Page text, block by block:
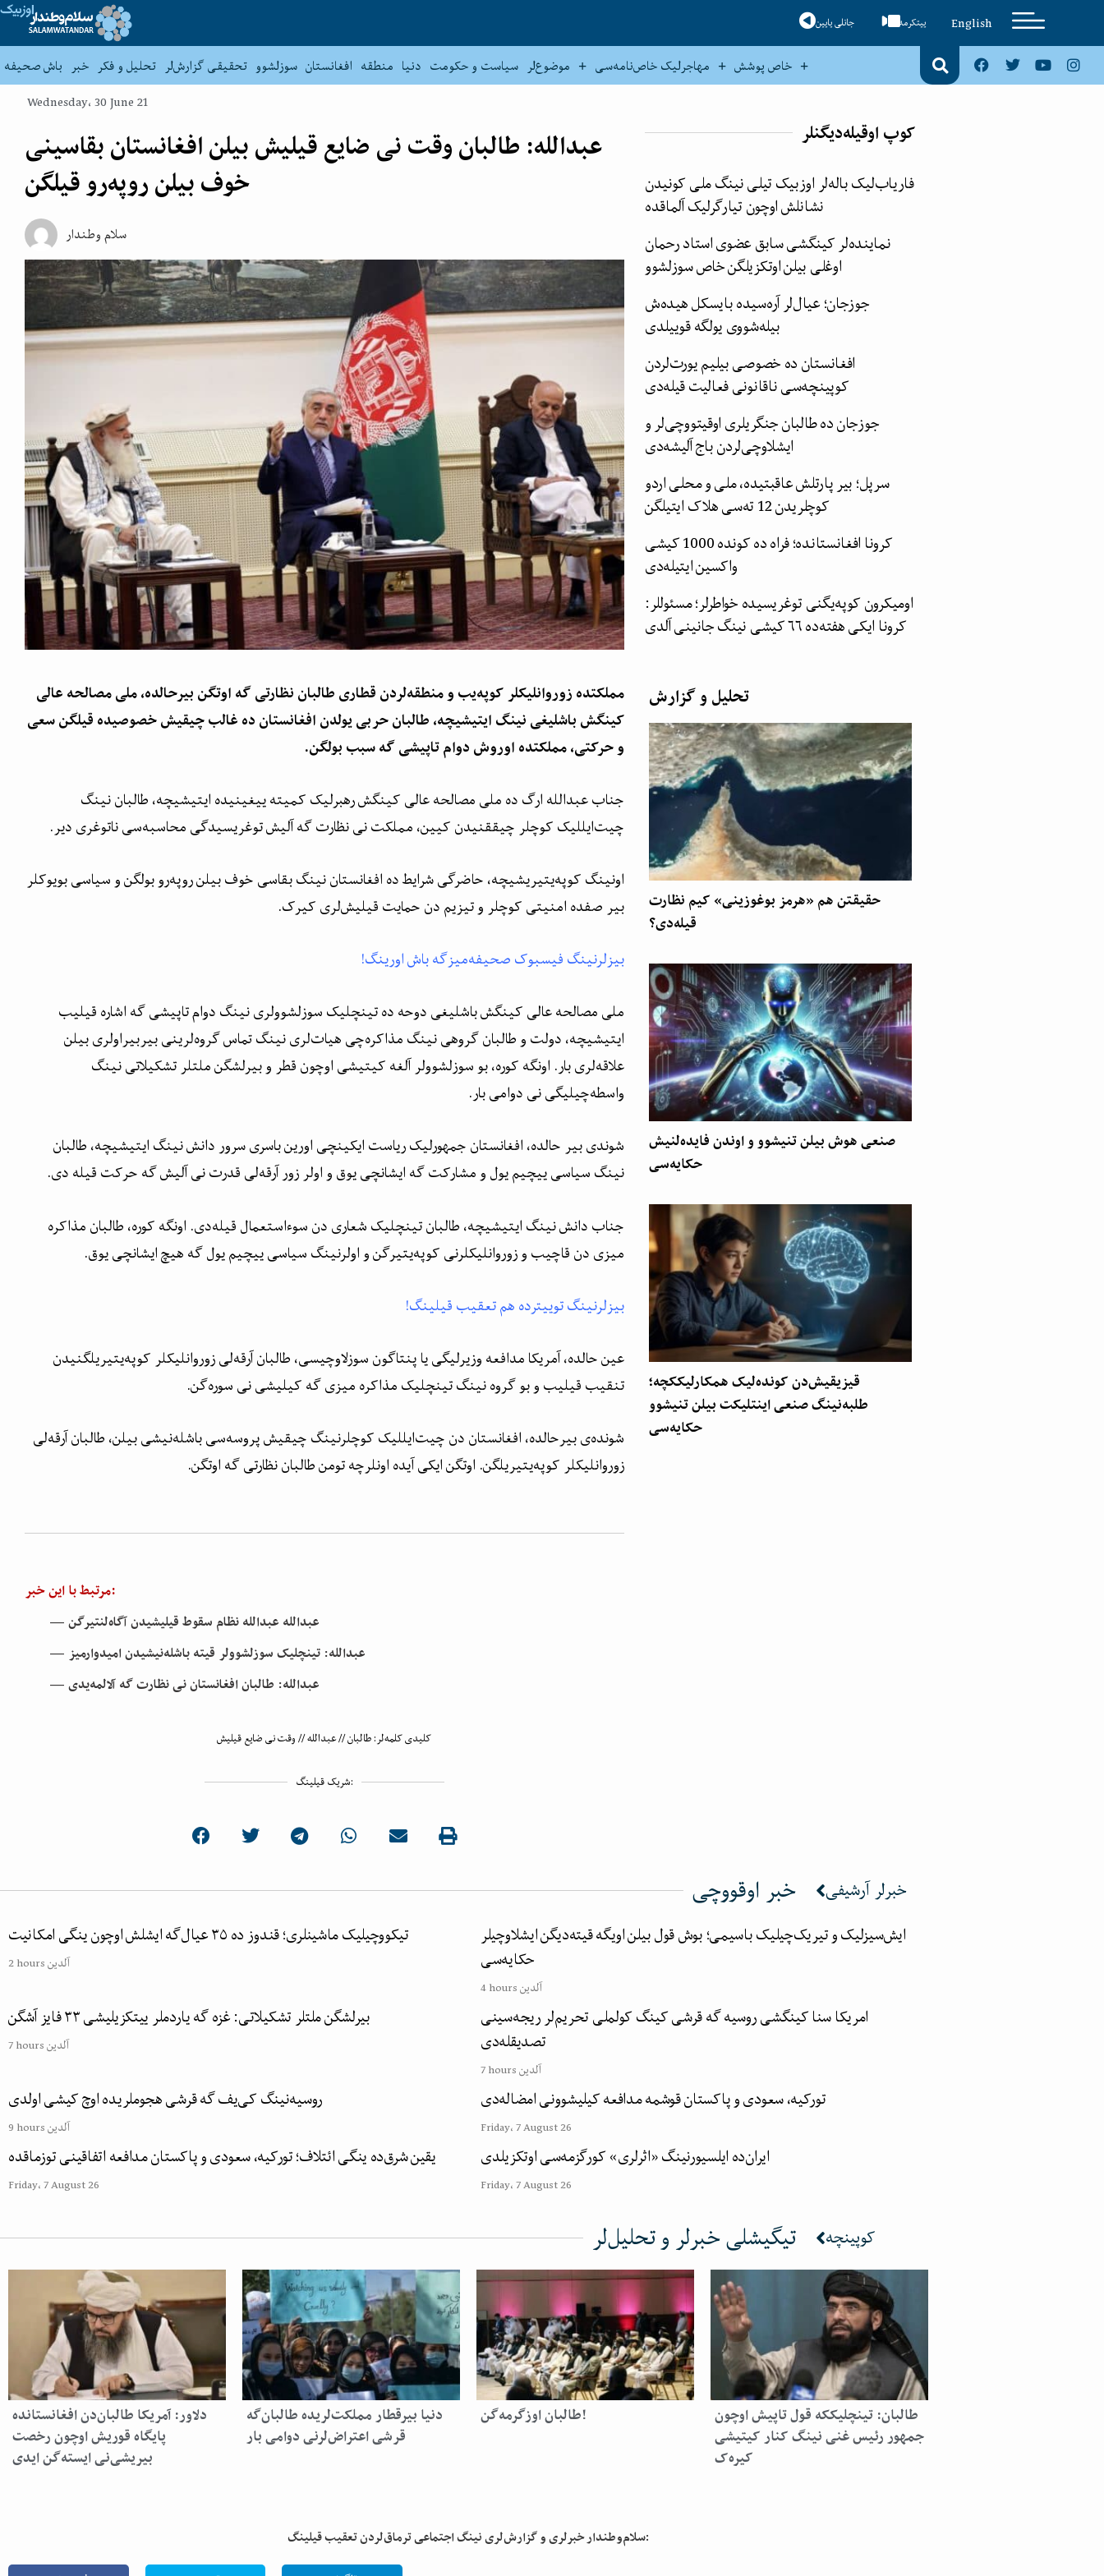
جانلی یایین ییتکرمه
English
باش صحیفه خبر تحلیل و فکر تحقیقی گزارش‌لر سوزلشوو افغانستان منطقه دنیا سیاست و حکومت موضوع‌لر مهاجرلیک خاص‌نامه‌سی
خاص پوشش
Wednesday، 30 June 21
عبدالله: طالبان وقت نی ضایع قیلیش بیلن افغانستان بقاسینی
خوف بیلن روپه‌رو قیلگن
سلام وطندار
کوپ اوقیله‌دیگنلر
فاریاب‌لیک باله‌لر اوزبیک تیلی نینگ ملی کونیدن
نشانلش اوچون تیارگرلیک آلماقده
نماینده‌لر‌ کینگشی سابق عضوی استاد رحمان
اوغلی بیلن اوتکزیلگن خاص سوزلشوو
جوزجان‌؛ عیال‌لر آره‌سیده بایسکل هیده‌ش
بیله‌شووی یولگه قوییلدی
افغانستان ده خصوصی بیلیم یورت‌لردن
کوپینچه‌سی ناقانونی فعالیت قیله‌دی
جوزجان ده طالبان جنگریلری اوقیتووچی‌لر و
ایشلاوچی‌لردن باج آلیشه‌دی
سرپل؛ بیر پارتلش عاقبتیده، ملی و محلی اردو
کوچلریدن 12 ته‌سی هلاک ایتیلگن
کرونا افغانستانده؛ فراه ده کونده 1000 کیشی
واکسین ایتیله‌دی
اومیکرون کوپه‌یگنی توغریسیده خواطرلر؛ مسئوللر:
کرونا ایکی هفته‌ده ۶۶ کیشی نینگ جانینی آلدی
مملکتده زوروانلیکلر کوپه‌یب و منطقه‌لردن قطاری طالبان نظارتی گه اوتگن بیرحالده، ملی مصالحه عالی
کینگش باشلیغی نینگ ایتیشیچه، طالبان حربی یولدن افغانستان ده غالب چیقیش خصوصیده قیلگن سعی
و حرکتی، مملکتده اوروش دوام تاپیشی گه سبب بولگن.
جناب عبدالله ارگ ده ملی مصالحه عالی کینگش رهبرلیک کمیته ییغینیده ایتیشیچه، طالبان نینگ
چیت‌ایللیک کوچلر چیققنیدن کیین، مملکت نی نظارت گه آلیش توغریسیدگی محاسبه‌سی ناتوغری دیر.
اونینگ کوپه‌یتیریشیچه، حاضرگی شرایط ده افغانستان نینگ بقاسی خوف بیلن روپه‌رو بولگن و سیاسی بویوکلر
بیر صفده امنیتی کوچلر و تیزیم دن حمایت قیلیش‌لری کیرک.
بیزلرنینگ فیسبوک صحیفه‌میزگه باش اورینگ!
ملی مصالحه عالی کینگش باشلیغی دوحه ده تینچلیک سوزلشوولری نینگ دوام تاپیشی گه اشاره قیلیب
ایتیشیچه، دولت و طالبان گروهی نینگ مذاکره‌چی هیات‌لری نینگ تماس گروه‌لرینی بیربیراولری بیلن
علاقه‌لری بار. اونگه کوره، بو سوزلشوولر آلغه کیتیشی اوچون قطر و بیرلشگن ملتلر تشکیلاتی نینگ
واسطه‌چیلیگی نی دوامی بار.
شوندی بیر حالده، افغانستان جمهورلیک ریاست ایکینچی اورین باسری سرور دانش نینگ ایتیشیچه، طالبان
نینگ سیاسی ییچیم یول و مشارکت گه ایشانچی یوق و اولر زور آرقه‌لی قدرت نی آلیش گه حرکت قیله دی.
جناب دانش نینگ ایتیشیچه، طالبان تینچلیک شعاری دن سوءاستعمال قیله‌دی. اونگه کوره، طالبان مذاکره
میزی دن قاچیب و زوروانلیکلرنی کوپه‌یتیرگن و اولرنینگ سیاسی ییچیم یول گه هیچ ایشانچی یوق.
بیزلرنینگ توییترده هم تعقیب قیلینگ!
عین حالده، آمریکا مدافعه وزیرلیگی یا پنتاگون سوزلاوچیسی، طالبان آرقه‌لی زوروانلیکلر کوپه‌یتیریلگنیدن
تنقیب قیلیب و بو گروه نینگ تینچلیک مذاکره میزی گه کیلیشی نی سوره‌گن.
شونده‌ی بیرحالده، افغانستان دن چیت‌ایللیک کوچلرنینگ چیقیش پروسه‌سی باشله‌نیشی بیلن، طالبان آرقه‌لی
زوروانلیکلر کوپه‌یتیریلگن. اوتگن ایکی آیده اونلرچه تومن طالبان نظارتی گه اوتگن.
مرتبط با این خبر:
— عبدالله عبدالله نظام سقوط قیلیشیدن آگاه‌لنتیرگن
— عبدالله: تینچلیک سوزلشوولر قیته باشله‌نیشیدن امیدوارمیز
— عبدالله: طالبان افغانستان نی نظارت گه آلالمه‌یدی
کلیدی کلمه‌لر:طالبان//عبدالله//وقت نی ضایع قیلیش
شریک قیلینگ:
تحلیل و گزارش
حقیقتن هم «هرمز بوغوزینی» کیم نظارت
قیله‌دی؟
صنعی هوش بیلن تنیشوو و اوندن فایده‌لنیش
حکایه‌سی
قیزیقیش‌دن کونده‌لیک همکارلیککچه؛
طلبه‌نینگ صنعی اینتلیکت بیلن تنیشوو
حکایه‌سی
خبر اوقووچی خبرلر آرشیفی
تیکووچیلیک ماشینلری؛ قندوز ده ۳۵ عیال‌گه ایشلش اوچون ینگی امکانیت
2 hours آلدین
ایش‌سیزلیک و تیریک‌چیلیک باسیمی؛ بوش قول بیلن اویگه قیته‌دیگن ایشلاوچیلر
حکایه‌سی
4 hours آلدین
بیرلشگن ملتلر تشکیلاتی: غزه گه یاردملر ییتکزیلیشی ۳۳ فایز آشگن
7 hours آلدین
امریکا سنا کینگشی روسیه گه قرشی کینگ کولملی تحریم‌لر ریجه‌سینی
تصدیقله‌دی
7 hours آلدین
روسیه‌نینگ کی‌یف گه قرشی هجوملریده اوچ کیشی اولدی
9 hours آلدین
تورکیه، سعودی و پاکستان قوشمه مدافعه کیلیشوونی امضاله‌دی
Friday، 7 August 26
یقین شرق‌ده ینگی ائتلاف؛ تورکیه، سعودی و پاکستان مدافعه اتفاقینی توزماقده
Friday، 7 August 26
ایران‌ده ایلسیورنینگ «اثرلری» کورگزمه‌سی اوتکزیلدی
Friday، 7 August 26
تیگیشلی خبرلر و تحلیل‌لر کوپینچه
دلاور: آمریکا طالبان‌دن افغانستانده
پایگاه قوریش اوچون رخصت
بیریشی‌نی ایسته‌گن ایدی
دنیا بیرقطار مملکت‌لریده طالبان‌گه
قرشی اعتراض‌لرنی دوامی بار
طالبان اوزگرمه‌گن!
طالبان: تینچلیککه قول تاپیش اوچون
جمهور رئیس غنی نینگ کنار کیتیشی
کیره‌ک
سلام‌وطندار خبرلری و گزارش‌لری نینگ اجتماعی ترماق‌لردن تعقیب قیلینگ: